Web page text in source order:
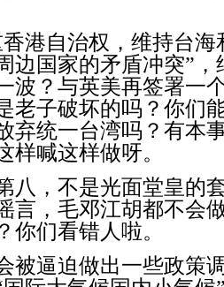
港自治权，维持台
边国家的矛盾冲突”
波？与英美再签署一
老子破坏的吗？你们
弃统一台湾吗？有本
样喊这样做呀。
八，不是光面堂皇的
言，毛邓江胡都不会
你们看错人啦。
被逼迫做出一些政策